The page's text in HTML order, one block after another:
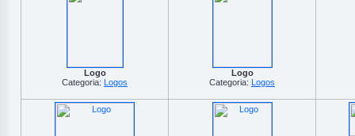
Logo
Categoria: Logos
Logo
Categoria: Logos